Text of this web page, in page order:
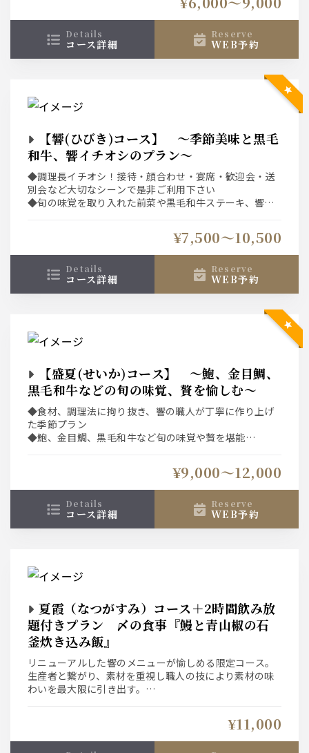
ース)での空席を表示している為、表示された席以外をご
希望の場合は直接、お店へご連絡下さい。
details
コース詳細
reserve
WEB予約
【響(ひびき)コース】 ～季節美味と黒毛
和牛、響イチオシのプラン～
◆調理長イチオシ！接待・顔合わせ・宴席・歓迎会・送
別会など大切なシーンで是非ご利用下さい
◆旬の味覚を取り入れた前菜や黒毛和牛ステーキ、響自
ース)での空席を表示している為、表示された席以外をご
希望の場合は直接、お店へご連絡下さい。
¥7,500〜10,500
details
コース詳細
reserve
WEB予約
【盛夏(せいか)コース】 ～鮑、金目鯛、
黒毛和牛などの旬の味覚、贅を愉しむ～
◆食材、調理法に拘り抜き、響の職人が丁寧に作り上げ
た季節プラン
◆鮑、金目鯛、黒毛和牛など旬の味覚や贅を堪能
希望の場合は直接、お店へご連絡下さい。¥9,000〜12,000
details
コース詳細
reserve
WEB予約
夏霞（なつがすみ）コース＋2時間飲み放
題付きプラン 〆の食事『鰻と青山椒の石
釜炊き込み飯』
リニューアルした響のメニューが愉しめる限定コース。
生産者と繋がり、素材を重視し職人の技により素材の味
わいを最大限に引き出す。
〆の食事は『鰻と青山椒の石釜炊き込み飯』
¥11,000